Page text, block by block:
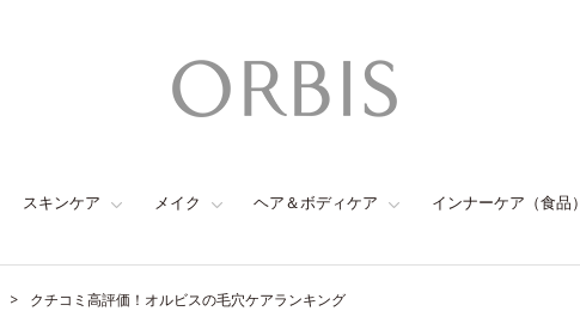
スキンケア メイク ヘア＆ボディケア インナーケア（食品）
クチコミ高評価！オルビスの毛穴ケアランキング